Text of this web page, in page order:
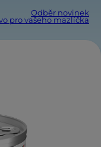
Odběr novinek
pro vašeho mazlíčka